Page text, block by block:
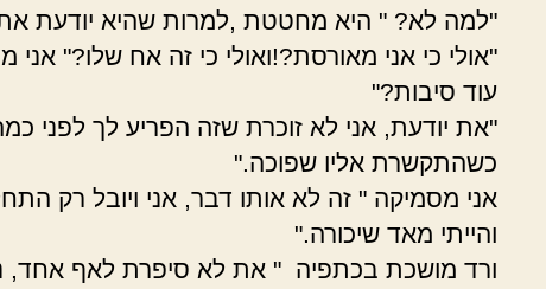
"למה לא? " היא מחטטת ,למרות שהיא יודעת
"אולי כי אני מאורסת?!ואולי כי זה אח שלו?"
עוד סיבות?"
"את יודעת, אני לא זוכרת שזה הפריע לך לפני
כשהתקשרת אליו שפוכה."
אני מסמיקה " זה לא אותו דבר, אני ויובל רק
והייתי מאד שיכורה."
ורד מושכת בכתפיה " את לא סיפרת לאף אחד,